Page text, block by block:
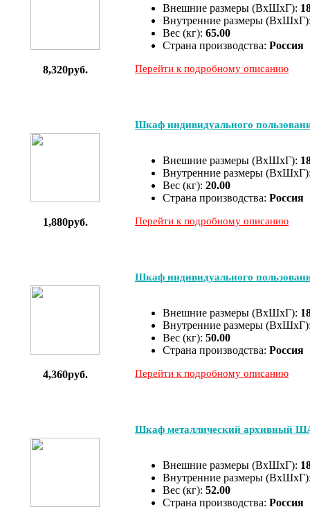
8,320руб.
Внешние размеры (ВхШхГ):
Внутренние размеры
Вес (кг): 65.00
Страна производства: Россия
Перейти к подробному описанию
1,880руб.
Шкаф индивидуального
Внешние размеры (ВхШхГ):
Внутренние размеры
Вес (кг): 20.00
Страна производства: Россия
Перейти к подробному описанию
4,360руб.
Шкаф индивидуального
Внешние размеры (ВхШхГ):
Внутренние размеры
Вес (кг): 50.00
Страна производства: Россия
Перейти к подробному описанию
Шкаф металлический архивный
Внешние размеры (ВхШхГ):
Внутренние размеры
Вес (кг): 52.00
Страна производства: Россия